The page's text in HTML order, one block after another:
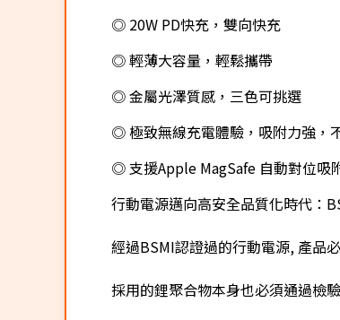
◎ 20W PD快充，雙向快充
◎ 輕薄大容量，輕鬆攜帶
◎ 金屬光澤質感，三色可挑選
◎ 極致無線充電體驗，吸附力強，
◎ 支援Apple MagSafe 自動對位吸
行動電源邁向高安全品質化時代：
經過BSMI認證過的行動電源, 產品
採用的鋰聚合物本身也必須通過檢